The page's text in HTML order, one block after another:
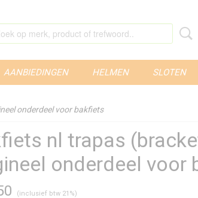
AANBIEDINGEN HELMEN SLOTEN
onderdeel voor bakfiets
nl trapas
onderdeel voor
(inclusief btw 21%)